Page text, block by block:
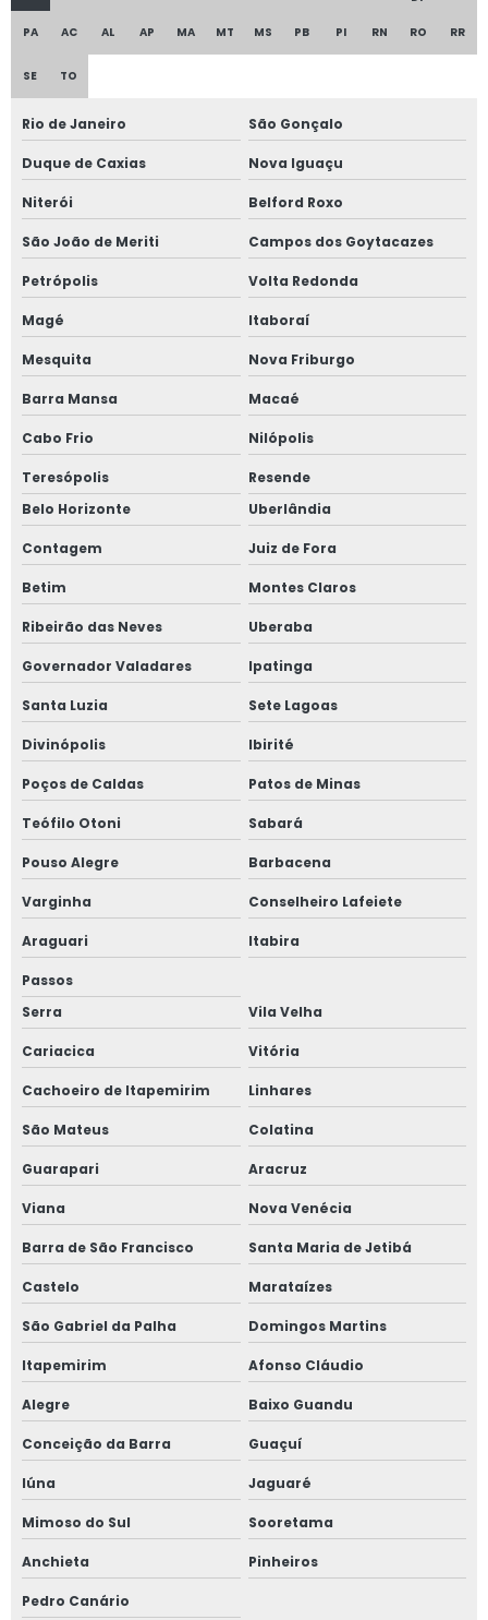
PA AC AL AP MA MT MS PB PI RN RO RR
SE TO
Rio de Janeiro São Gonçalo
Duque de Caxias Nova Iguaçu
Niterói Belford Roxo
São João de Meriti Campos dos Goytacazes
Petrópolis Volta Redonda
Magé Itaboraí
Mesquita Nova Friburgo
Barra Mansa Macaé
Cabo Frio Nilópolis
Teresópolis
Resende
Belo Horizonte
Uberlândia
Contagem Juiz de Fora
Betim Montes Claros
Ribeirão das Neves Uberaba
Governador Valadares Ipatinga
Santa Luzia Sete Lagoas
Divinópolis Ibirité
Poços de Caldas Patos de Minas
Teófilo Otoni Sabará
Pouso Alegre Barbacena
Varginha Conselheiro Lafeiete
Araguari Itabira
Passos
Serra
Vila Velha
Cariacica Vitória
Cachoeiro de Itapemirim Linhares
São Mateus Colatina
Guarapari Aracruz
Viana Nova Venécia
Barra de São Francisco Santa Maria de Jetibá
Castelo Marataízes
São Gabriel da Palha Domingos Martins
Itapemirim Afonso Cláudio
Alegre Baixo Guandu
Conceição da Barra Guaçuí
Iúna Jaguaré
Mimoso do Sul Sooretama
Anchieta Pinheiros
Pedro Canário